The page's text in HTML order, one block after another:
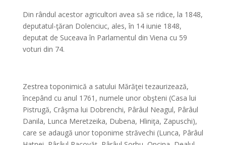
Din rândul acestor agricultori avea să se ridice, la 1848,
deputatul-ţăran Dolenciuc, ales, în 14 iunie 1848,
deputat de Suceava în Parlamentul din Viena cu 59
voturi din 74.
Zestrea toponimică a satului Mărăţei tezaurizează,
începând cu anul 1761, numele unor obşteni (Casa lui
Pistrugă, Crâşma lui Dobrenchi, Pârâul Neagul, Pârâul
Danila, Lunca Meretzeika, Dubena, Hliniţa, Zapuschi),
care se adaugă unor toponime străvechi (Lunca, Pârâul